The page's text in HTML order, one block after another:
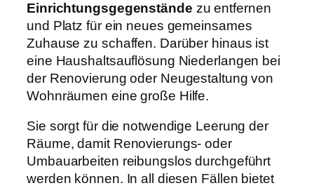
Einrichtungsgegenstände zu entfernen
und Platz für ein neues gemeinsames
Zuhause zu schaffen. Darüber hinaus ist
eine Haushaltsauflösung Niederlangen bei
der Renovierung oder Neugestaltung von
Wohnräumen eine große Hilfe.
Sie sorgt für die notwendige Leerung der
Räume, damit Renovierungs- oder
Umbauarbeiten reibungslos durchgeführt
werden können. In all diesen Fällen bietet